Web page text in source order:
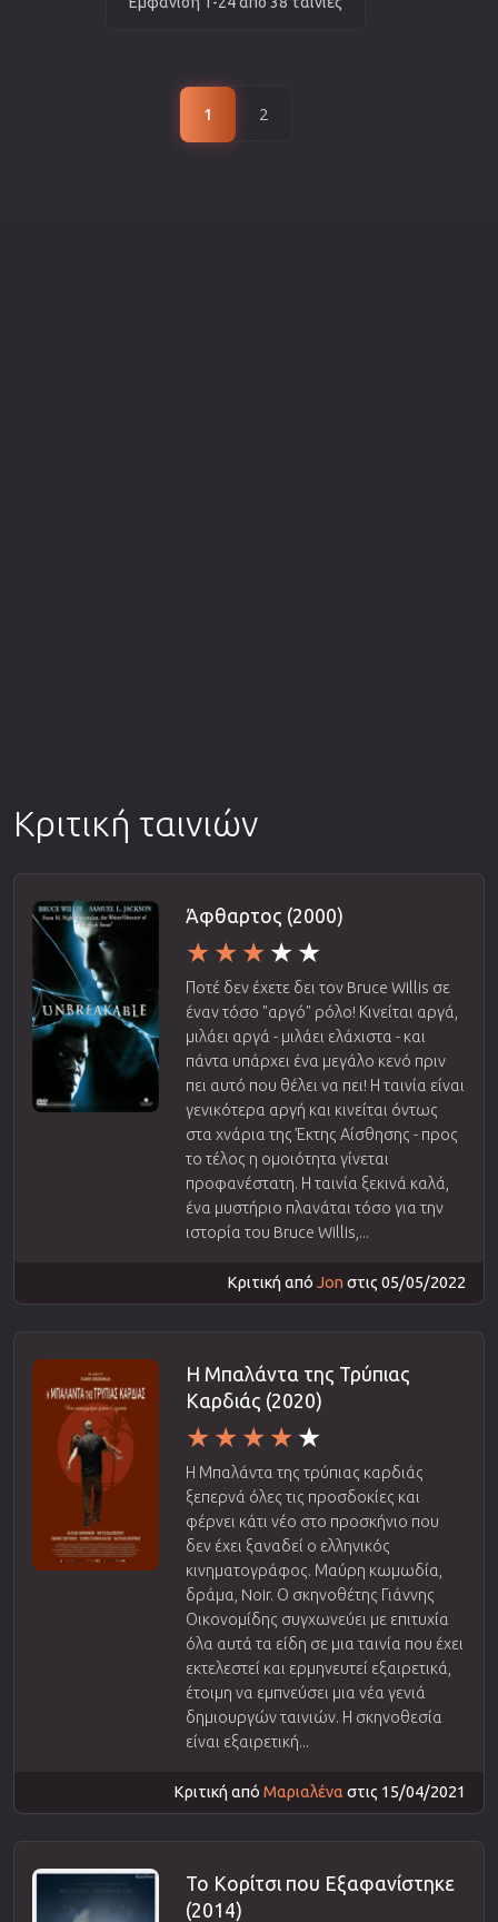
1 2
Κριτική ταινιών
Άφθαρτος (2000)
Ποτέ δεν έχετε δει τον Bruce Willis σε
έναν τόσο "αργό" ρόλο! Κινείται αργά,
μιλάει αργά - μιλάει ελάχιστα - και
πάντα υπάρχει ένα μεγάλο κενό πριν
πει αυτό που θέλει να πει! Η ταινία είναι
γενικότερα αργή και κινείται όντως
στα χνάρια της Έκτης Αίσθησης - προς
το τέλος η ομοιότητα γίνεται
προφανέστατη. Η ταινία ξεκινά καλά,
ένα μυστήριο πλανάται τόσο για την
ιστορία του Bruce Willis,...
Κριτική από Jon στις 05/05/2022
Η Μπαλάντα της Τρύπιας
Καρδιάς (2020)
Η Μπαλάντα της τρύπιας καρδιάς
ξεπερνά όλες τις προσδοκίες και
φέρνει κάτι νέο στο προσκήνιο που
δεν έχει ξαναδεί ο ελληνικός
κινηματογράφος. Μαύρη κωμωδία,
δράμα, Noir. Ο σκηνοθέτης Γιάννης
Οικονομίδης συγχωνεύει με επιτυχία
όλα αυτά τα είδη σε μια ταινία που έχει
εκτελεστεί και ερμηνευτεί εξαιρετικά,
έτοιμη να εμπνεύσει μια νέα γενιά
δημιουργών ταινιών. Η σκηνοθεσία
είναι εξαιρετική...
Κριτική από Μαριαλένα στις 15/04/2021
Το Κορίτσι που Εξαφανίστηκε
(2014)